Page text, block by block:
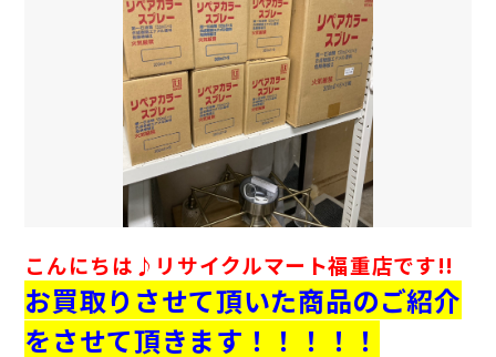
こんにちは♪ リサイクルマート福重店です!!
お買取りさせて頂いた商品のご紹介
をさせて頂きます！！！！！